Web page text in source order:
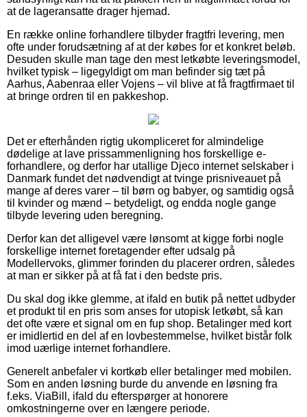
at de lageransatte drager hjemad.
En række online forhandlere tilbyder fragtfri levering, men
ofte under forudsætning af at der købes for et konkret beløb.
Desuden skulle man tage den mest letkøbte leveringsmodel,
hvilket typisk – ligegyldigt om man befinder sig tæt på
Aarhus, Aabenraa eller Vojens – vil blive at få fragtfirmaet til
at bringe ordren til en pakkeshop.
Det er efterhånden rigtig ukompliceret for almindelige
dødelige at lave prissammenligning hos forskellige e-
forhandlere, og derfor har utallige Djeco internet selskaber i
Danmark fundet det nødvendigt at tvinge prisniveauet på
mange af deres varer – til børn og babyer, og samtidig også
til kvinder og mænd – betydeligt, og endda nogle gange
tilbyde levering uden beregning.
Derfor kan det alligevel være lønsomt at kigge forbi nogle
forskellige internet foretagender efter udsalg på
Modellervoks, glimmer forinden du placerer ordren, således
at man er sikker på at få fat i den bedste pris.
Du skal dog ikke glemme, at ifald en butik på nettet udbyder
et produkt til en pris som anses for utopisk letkøbt, så kan
det ofte være et signal om en fup shop. Betalinger med kort
er imidlertid en del af en lovbestemmelse, hvilket bistår folk
imod uærlige internet forhandlere.
Generelt anbefaler vi kortkøb eller betalinger med mobilen.
Som en anden løsning burde du anvende en løsning fra
f.eks. ViaBill, ifald du efterspørger at honorere
omkostningerne over en længere periode.